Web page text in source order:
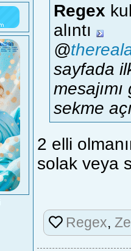
Regex
alıntı
@
sayfada
sekme
2 elli
solak veya
Regex,